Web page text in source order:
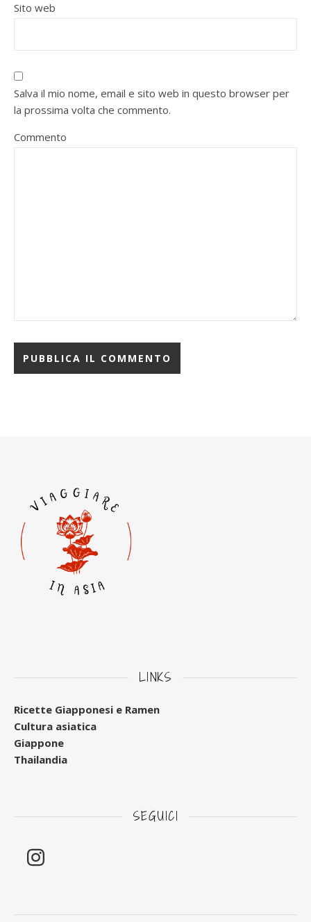
Sito web
Salva il mio nome, email e sito web in questo browser per
la prossima volta che commento.
Commento
LINKS
Ricette Giapponesi e Ramen
Cultura asiatica
Giappone
Thailandia
SEGUICI